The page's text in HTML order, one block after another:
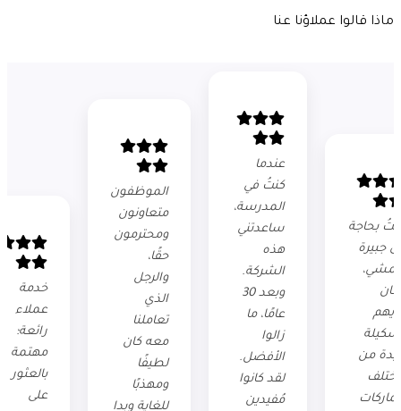
ماذا قالوا عملاؤنا عنا
خدمة
عملاء
رائعة؛
مهتمة
بالعثور
على
الموظفون
متعاونون
ومحترمون
حقًا،
والرجل
الذي
تعاملنا
معه كان
لطيفًا
ومهذبًا
للغاية وبدا
عندما
كنتُ في
المدرسة،
ساعدتني
هذه
الشركة.
وبعد 30
عامًا، ما
زالوا
الأفضل.
لقد كانوا
مُفيدين
بحاجة
جبيرة
من